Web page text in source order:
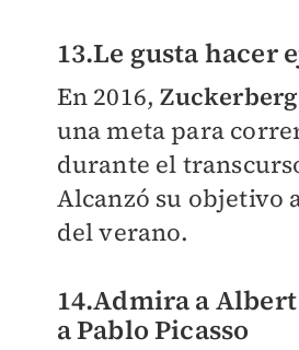
13.Le gusta hacer
En 2016,Zuckerberg
una meta para
durante el
Alcanzó su objetivo
del verano.
14.Admira a
a Pablo Picasso